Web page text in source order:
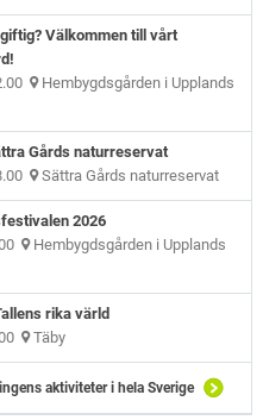
Välkommen till vårt
Hembygdsgården i Upplands
Gårds naturreservat
Sättra Gårds naturreservat
2026
Hembygdsgården i Upplands
rika värld
Täby
aktiviteter i hela Sverige